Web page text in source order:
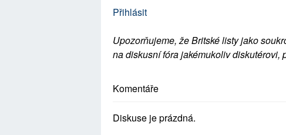
Přihlásit
Upozorňujeme, že Britské listy jako
na diskusní fóra jakémukoliv diskutérovi,
Komentáře
Diskuse je prázdná.